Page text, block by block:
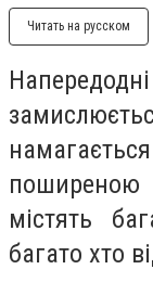
Читать на русском
поширеною
містять
багато хто